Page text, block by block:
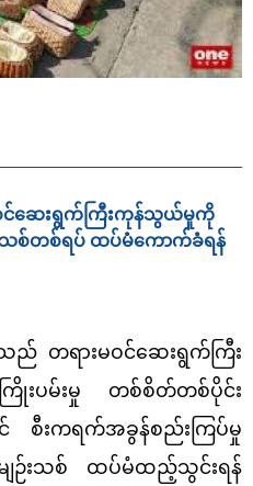
ဝင်ဆေးရွက်ကြီးကုန်သွယ်မှုကို
စ်တစ်ရပ် ထပ်မံကောက်ခံရန်
ရားမဝင်ဆေးရွက်ကြီး
ကြိုးပမ်းမှု တစ်စိတ်တစ်ပိုင်း
စီးကရက်အခွန်စည်းကြပ်မှု
ဉ်းသစ် ထပ်မံထည့်သွင်းရန်